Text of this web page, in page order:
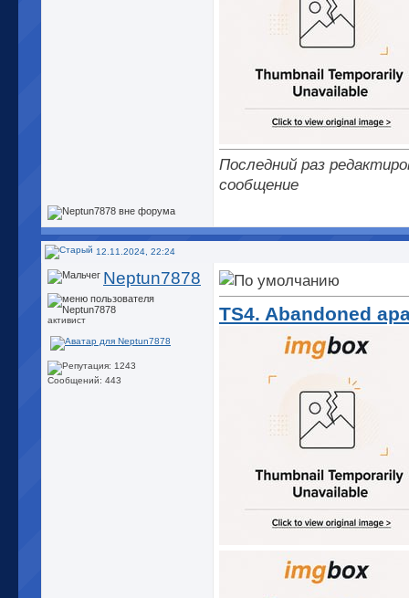
Последний раз
сообщение
12.11.2024, 22:24
Neptun7878
активист
Сообщений: 443
TS4. Abandoned